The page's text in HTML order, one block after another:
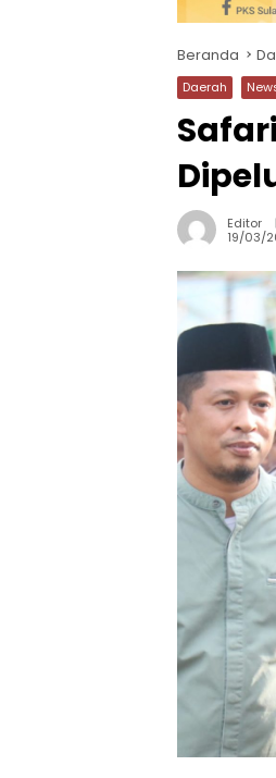
Beranda
Daerah
Editor
19/03/